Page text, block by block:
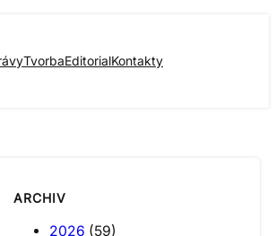
TvorbaEditorialKontakty
ARCHIV
2026 (59)